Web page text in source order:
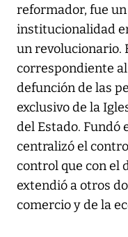
reformador, fue
institucionalidad
un revolucionario.
correspondiente
defunción de las
exclusivo de la
del Estado. Fundó
centralizó el
control que con el
extendió a otros
comercio y de la